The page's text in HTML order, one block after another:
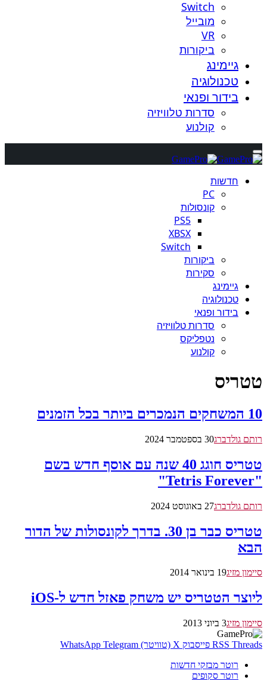
Switch
מובייל
VR
ביקורות
גיימינג
טכנולוגיה
בידור ופנאי
סדרות טלוויזיה
קולנוע
חדשות
PC
קונסולות
PS5
XBSX
Switch
ביקורות
סקירות
גיימינג
טכנולוגיה
בידור ופנאי
סדרות טלוויזיה
נטפליקס
קולנוע
טטריס
10 המשחקים הנמכרים ביותר בכל הזמנים
רותם גולדברג30 בספטמבר 2024
טטריס חוגג 40 שנה עם אוסף חדש בשם
"Tetris Forever"
רותם גולדברג27 באוגוסט 2024
טטריס כבר בן 30. בדרך לקונסולות של הדור
הבא
סיימון מזיג19 בינואר 2014
ליוצר הטטריס יש משחק פאזל חדש ל-iOS
סיימון מזיג3 ביוני 2013
RSS Threads פייסבוק X (טוויטר) WhatsApp Telegram
רוטר מבזקי חדשות
רוטר סקופים